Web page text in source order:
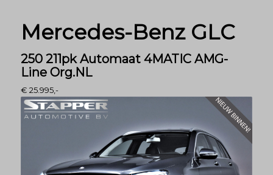
Mercedes-Benz GLC
250 211pk Automaat 4MATIC AMG-
Line Org.NL
€ 25.995,-